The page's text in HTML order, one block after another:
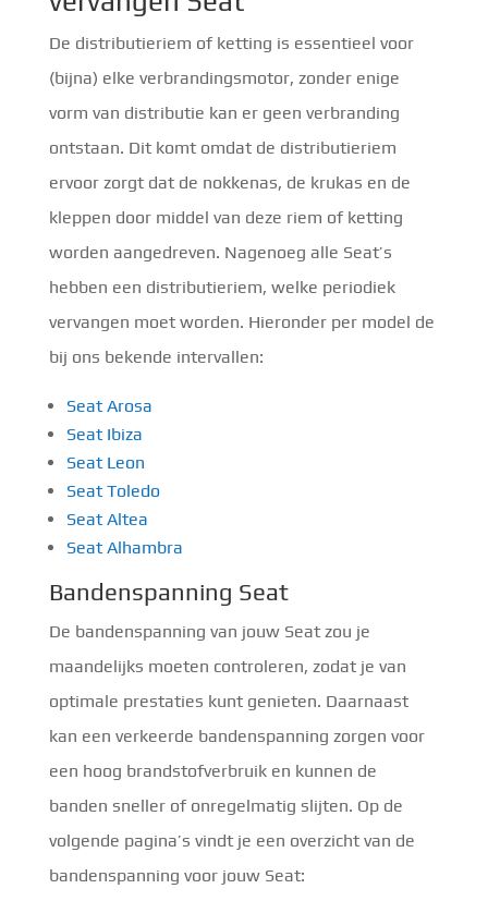
De distributieriem of ketting is essentieel voor
(bijna) elke verbrandingsmotor, zonder enige
vorm van distributie kan er geen verbranding
ontstaan. Dit komt omdat de distributieriem
ervoor zorgt dat de nokkenas, de krukas en de
kleppen door middel van deze riem of ketting
worden aangedreven. Nagenoeg alle Seat’s
hebben een distributieriem, welke periodiek
vervangen moet worden. Hieronder per model de
bij ons bekende intervallen:
Seat Arosa
Seat Ibiza
Seat Leon
Seat Toledo
Seat Altea
Seat Alhambra
Bandenspanning Seat
De bandenspanning van jouw Seat zou je
maandelijks moeten controleren, zodat je van
optimale prestaties kunt genieten. Daarnaast
kan een verkeerde bandenspanning zorgen voor
een hoog brandstofverbruik en kunnen de
banden sneller of onregelmatig slijten. Op de
volgende pagina’s vindt je een overzicht van de
bandenspanning voor jouw Seat: